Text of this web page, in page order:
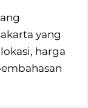
yang
harga